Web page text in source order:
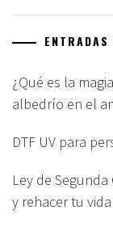
¿Qué es la
albedrío en el
DTF UV para
Ley de
y rehacer tu vida